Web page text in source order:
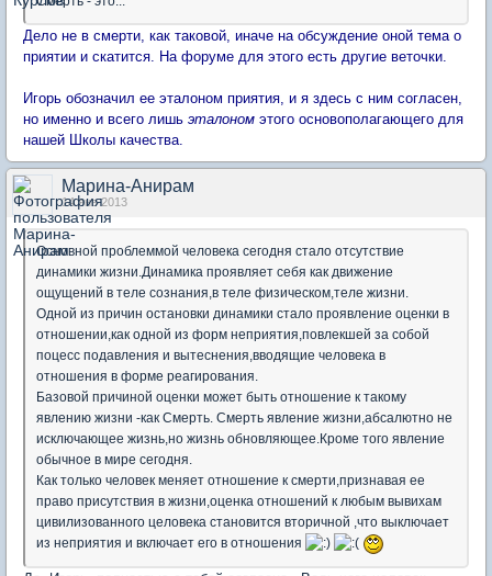
Дело не в смерти, как таковой, иначе на обсуждение оной тема о
приятии и скатится. На форуме для этого есть другие веточки.
Игорь обозначил ее эталоном приятия, и я здесь с ним согласен,
но именно и всего лишь эталоном этого основополагающего для
нашей Школы качества.
Марина-Анирам
14 янв 2013
Основной проблеммой человека сегодня стало отсутствие
динамики жизни.Динамика проявляет себя как движение
ощущений в теле сознания,в теле физическом,теле жизни.
Одной из причин остановки динамики стало проявление оценки в
отношении,как одной из форм неприятия,повлекшей за собой
поцесс подавления и вытеснения,вводящие человека в
отношения в форме реагирования.
Базовой причиной оценки может быть отношение к такому
явлению жизни -как Смерть. Смерть явление жизни,абсалютно не
исключающее жизнь,но жизнь обновляющее.Кроме того явление
обычное в мире сегодня.
Как только человек меняет отношение к смерти,признавая ее
право присутствия в жизни,оценка отношений к любым вывихам
цивилизованного целовека становится вторичной ,что выключает
из неприятия и включает его в отношения